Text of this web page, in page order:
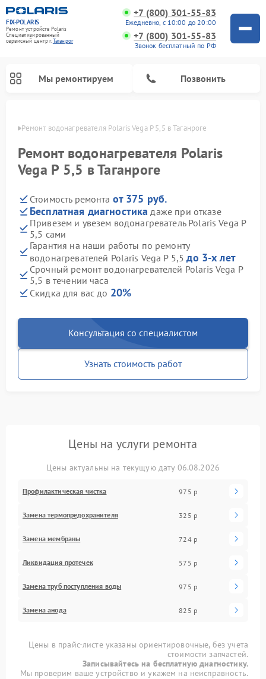
FIX-POLARIS
Ремонт устройств Polaris
Специализированный
cервисный центр г.Таганрог
+7 (800) 301-55-83
Ежедневно, с 10:00 до 20:00
+7 (800) 301-55-83
Звонок бесплатный по РФ
Мы ремонтируем Позвонить
Ремонт водонагревателя Polaris Vega P 5,5 в Таганроге
Ремонт водонагревателя Polaris
Vega P 5,5 в Таганроге
Стоимость ремонта от 375 руб.
Бесплатная диагностика даже при отказе
Привезем и увезем водонагреватель Polaris Vega P
5,5 сами
Гарантия на наши работы по ремонту
водонагревателей Polaris Vega P 5,5до 3-х лет
Срочный ремонт водонагревателей Polaris Vega P
5,5 в течении часа
Скидка для вас до 20%
Консультация со специалистом
Узнать стоимость работ
Цены на услуги ремонта
Цены актуальны на текущую дату 06.08.2026
Профилактическая чистка 975 р
Замена термопредохранителя 325 р
Замена мембраны 724 р
Ликвидация протечек 575 р
Замена труб поступления воды 975 р
Замена анода 825 р
Цены в прайс-листе указаны ориентировочные, без учета
стоимости запчастей.
Записывайтесь на бесплатную диагностику.
Мы проверим ваше устройство и укажем на неисправность.